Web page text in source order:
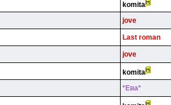
komita
jove
Last roman
jove
komita
*Eвa*